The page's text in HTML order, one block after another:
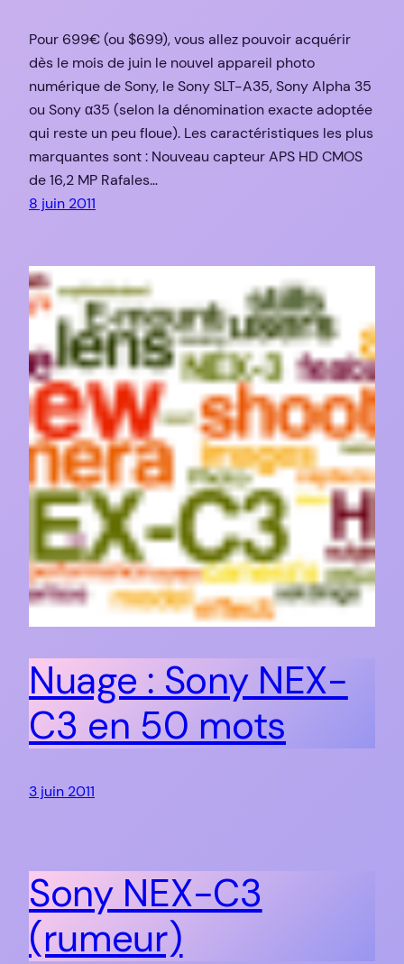
Pour 699€ (ou $699), vous allez pouvoir acquérir
dès le mois de juin le nouvel appareil photo
numérique de Sony, le Sony SLT-A35, Sony Alpha 35
ou Sony α35 (selon la dénomination exacte adoptée
qui reste un peu floue). Les caractéristiques les plus
marquantes sont : Nouveau capteur APS HD CMOS
de 16,2 MP Rafales…
8 juin 2011
Nuage : Sony NEX-
C3 en 50 mots
3 juin 2011
Sony NEX-C3
(rumeur)